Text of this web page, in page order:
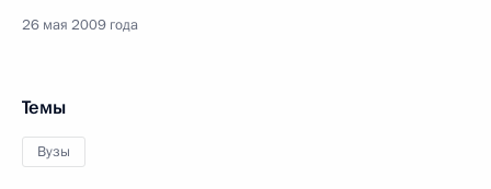
26 мая 2009 года
Темы
Вузы